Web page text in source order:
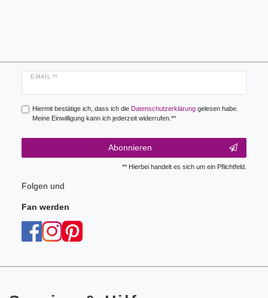
E-MAIL **
Newsletter
Hiermit bestätige ich, dass ich die Daten­schutz­erklärunggelesen habe.
Meine Einwilligung kann ich jederzeit widerrufen.**
Abonnieren
** Hierbei handelt es sich um ein Pflichtfeld.
Folgen und
Fan werden